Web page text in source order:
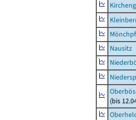
Nausitz
(bis